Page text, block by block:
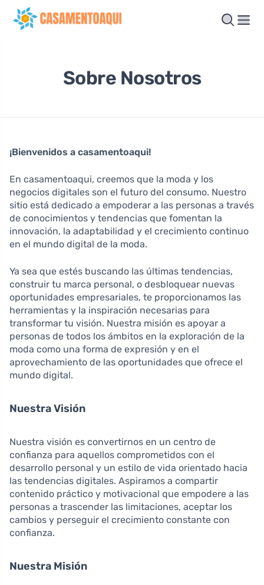
Sobre Nosotros
¡Bienvenidos a casamentoaqui!
En casamentoaqui, creemos que la moda y los
negocios digitales son el futuro del consumo. Nuestro
sitio está dedicado a empoderar a las personas a través
de conocimientos y tendencias que fomentan la
innovación, la adaptabilidad y el crecimiento continuo
en el mundo digital de la moda.
Ya sea que estés buscando las últimas tendencias,
construir tu marca personal, o desbloquear nuevas
oportunidades empresariales, te proporcionamos las
herramientas y la inspiración necesarias para
transformar tu visión. Nuestra misión es apoyar a
personas de todos los ámbitos en la exploración de la
moda como una forma de expresión y en el
aprovechamiento de las oportunidades que ofrece el
mundo digital.
Nuestra Visión
Nuestra visión es convertirnos en un centro de
confianza para aquellos comprometidos con el
desarrollo personal y un estilo de vida orientado hacia
las tendencias digitales. Aspiramos a compartir
contenido práctico y motivacional que empodere a las
personas a trascender las limitaciones, aceptar los
cambios y perseguir el crecimiento constante con
confianza.
Nuestra Misión